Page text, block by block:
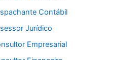
Contábil
Jurídico
Empresarial